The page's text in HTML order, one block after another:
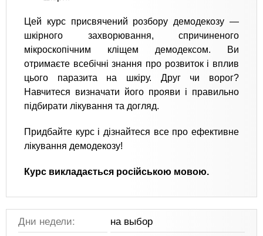
Цей курс присвячений розбору демодекозу —
шкірного захворювання, спричиненого
мікроскопічним кліщем демодексом. Ви
отримаєте всебічні знання про розвиток і вплив
цього паразита на шкіру. Друг чи ворог?
Навчитеся визначати його прояви і правильно
підбирати лікування та догляд.
Придбайте курс і дізнайтеся все про ефективне
лікування демодекозу!
Курс викладається російською мовою.
Дни недели:
на выбор